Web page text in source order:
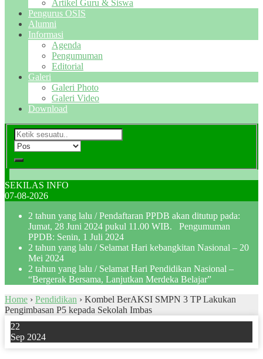
Artikel Guru & Siswa
Pengurus OSIS
Alumni
Informasi
Agenda
Pengumuman
Editorial
Galeri
Galeri Photo
Galeri Video
Download
SEKILAS INFO
07-08-2026
2 tahun yang lalu / Pendaftaran PPDB akan ditutup pada:
Jumat, 28 Juni 2024 pukul 11.00 WIB. Pengumuman
PPDB: Senin, 1 Juli 2024
2 tahun yang lalu / Selamat Hari kebangkitan Nasional – 20
Mei 2024
2 tahun yang lalu / Selamat Hari Pendidikan Nasional –
“Bergerak Bersama, Lanjutkan Merdeka Belajar”
Home › Pendidikan › Kombel BerAKSI SMPN 3 TP Lakukan
Pengimbasan P5 kepada Sekolah Imbas
22
Sep 2024